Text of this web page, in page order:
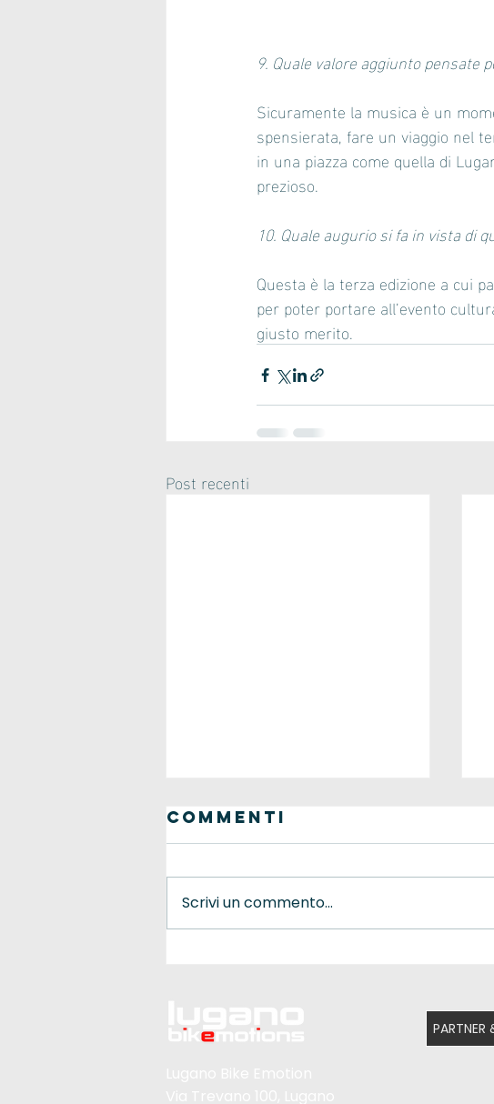
9. Quale valore aggiunto pensate
Sicuramente la musica è un
spensierata, fare un viaggio nel
in una piazza come quella di
prezioso.
10. Quale augurio si fa in vista di
Questa è la terza edizione a cui
per poter portare all’evento
giusto merito.
Post recenti
Commenti
Scrivi un commento...
PARTNER